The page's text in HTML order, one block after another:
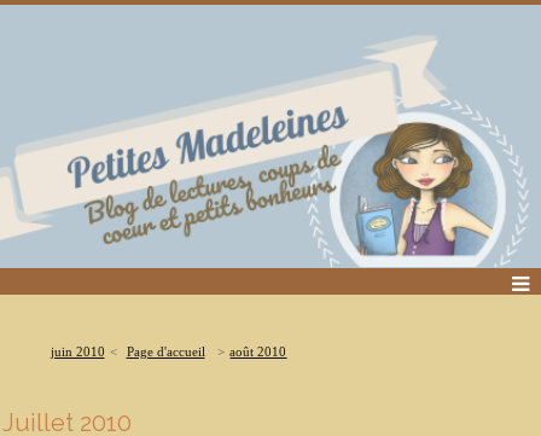
juin 2010 Page d'accueil août 2010
Juillet 2010